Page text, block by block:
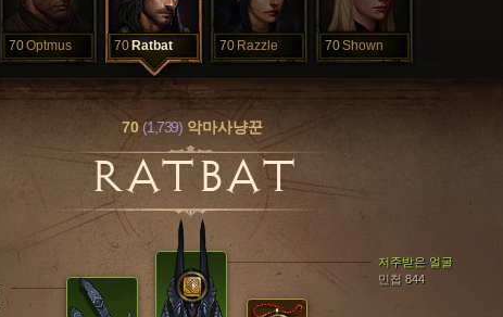
70Optmus 70 Ratbat 70 Razzle 70Shown
70 (1,739)악마사냥꾼
RATBAT
저주받은 얼굴
민첩 844